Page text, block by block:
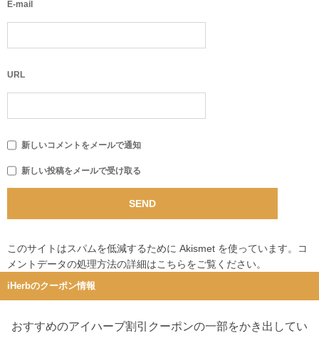
E-mail
URL
新しいコメントをメールで通知
新しい投稿をメールで受け取る
このサイトはスパムを低減するために Akismet を使っています。
コ
メントデータの処理方法の詳細はこちらをご覧ください。
iHerbのクーポン情報
おすすめのアイハーブ割引クーポンの一部をかき出してい